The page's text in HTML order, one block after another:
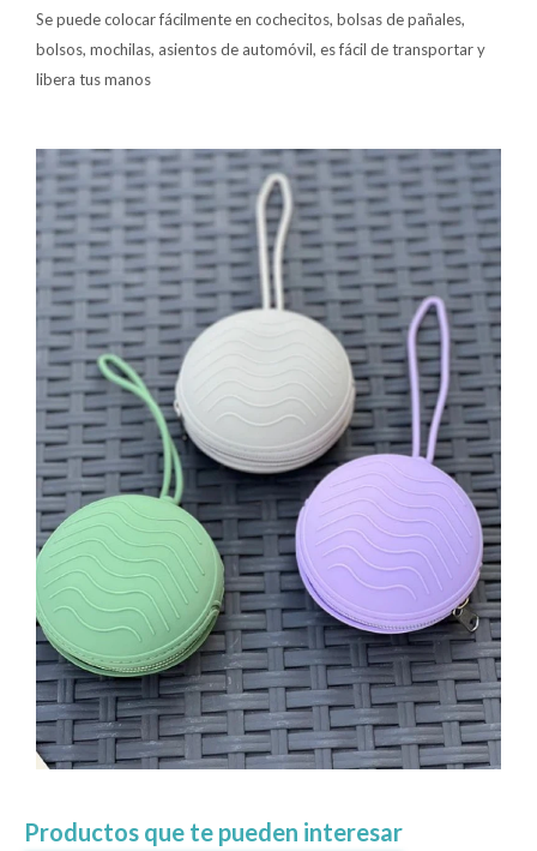
Se puede colocar fácilmente en cochecitos, bolsas de pañales,
bolsos, mochilas, asientos de automóvil, es fácil de transportar y
libera tus manos
Productos que te pueden interesar